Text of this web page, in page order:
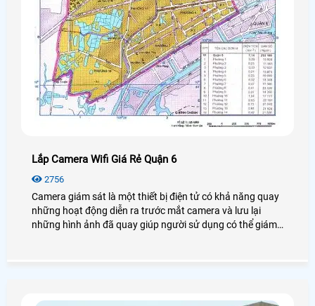
Lắp Camera Wifi Giá Rẻ Quận 6
2756
Camera giám sát là một thiết bị điện tử có khả năng quay
những hoạt động diễn ra trước mắt camera và lưu lại
những hình ảnh đã quay giúp người sử dụng có thể giám